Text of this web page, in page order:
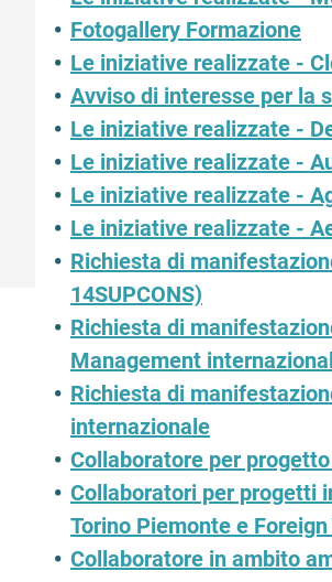
Fotogallery Formazione
Le iniziative realizzate -
Avviso di interesse per la
Le iniziative realizzate -
Le iniziative realizzate -
Le iniziative realizzate -
Le iniziative realizzate -
Richiesta di
14SUPCONS)
Richiesta di
Management
Richiesta di
internazionale
Collaboratore per
Collaboratori per progetti
Torino Piemonte e
Collaboratore in ambito
Iscriviti alla